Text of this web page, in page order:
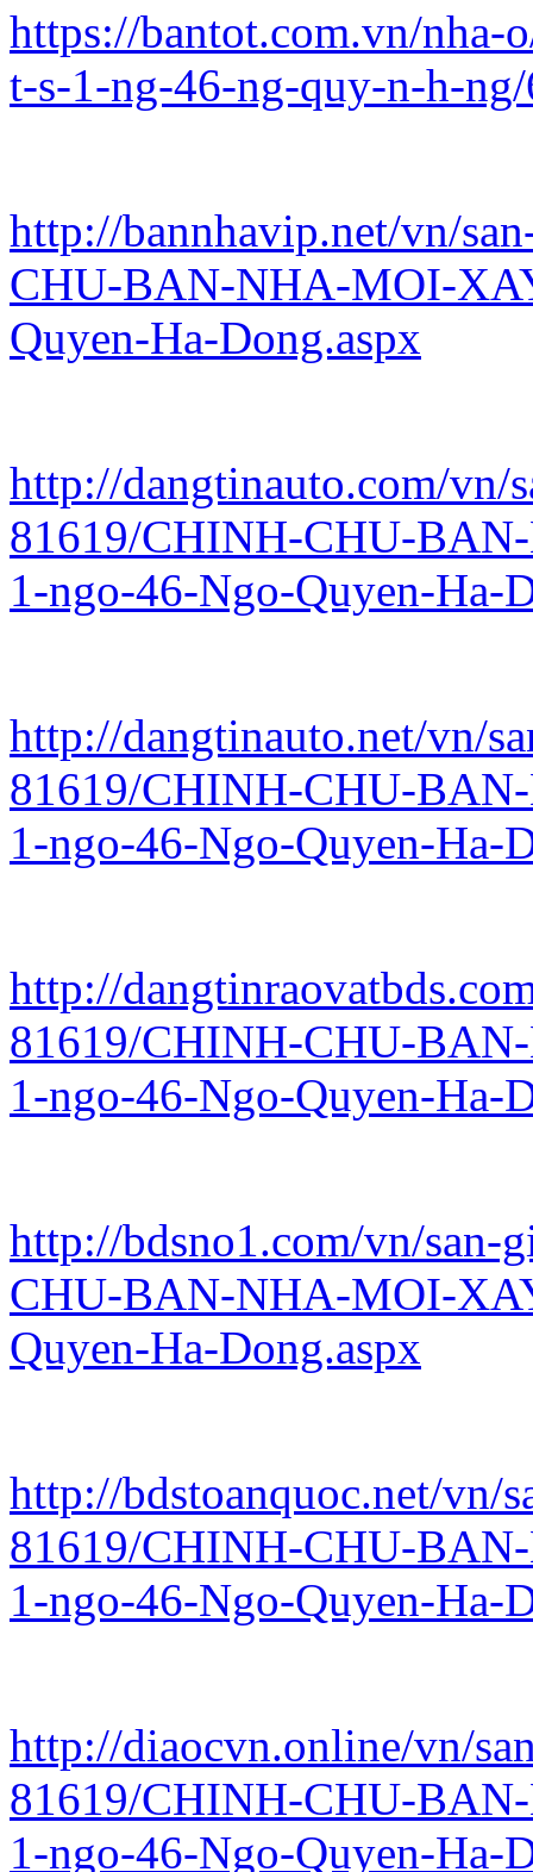
https://bantot.com.vn/
t-s-1-ng-46-ng-quy-n-h-
http://bannhavip.net/vn/
CHU-BAN-NHA-MOI-
Quyen-Ha-Dong.aspx
http://dangtinauto.com/vn/
81619/CHINH-CHU-
1-ngo-46-Ngo-Quyen-Ha-
http://dangtinauto.net/vn/
81619/CHINH-CHU-
1-ngo-46-Ngo-Quyen-Ha-
http://
81619/CHINH-CHU-
1-ngo-46-Ngo-Quyen-Ha-
http://bdsno1.com/vn/san-
CHU-BAN-NHA-MOI-
Quyen-Ha-Dong.aspx
http://bdstoanquoc.net/vn/
81619/CHINH-CHU-
1-ngo-46-Ngo-Quyen-Ha-
http://diaocvn.online/vn/
81619/CHINH-CHU-
1-ngo-46-Ngo-Quyen-Ha-